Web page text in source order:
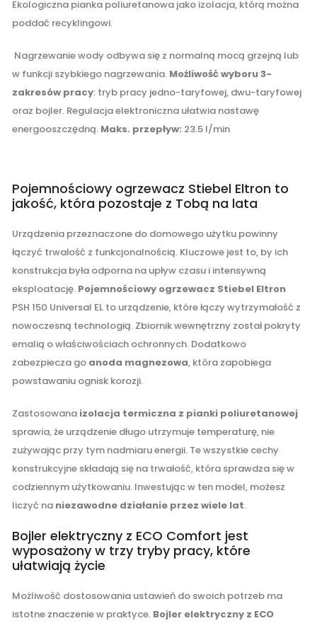
Ekologiczna pianka poliuretanowa jako izolacja, którą można
poddać recyklingowi.
Nagrzewanie wody odbywa się z normalną mocą grzejną lub
w funkcji szybkiego nagrzewania. Możliwość wyboru 3-
zakresów pracy: tryb pracy jedno-taryfowej, dwu-taryfowej
oraz bojler. Regulacja elektroniczna ułatwia nastawę
energooszczędną. Maks. przepływ: 23.5 l/min
Pojemnościowy ogrzewacz Stiebel Eltron to
jakość, która pozostaje z Tobą na lata
Urządzenia przeznaczone do domowego użytku powinny
łączyć trwałość z funkcjonalnością. Kluczowe jest to, by ich
konstrukcja była odporna na upływ czasu i intensywną
eksploatację. Pojemnościowy ogrzewacz Stiebel Eltron
PSH 150 Universal EL to urządzenie, które łączy wytrzymałość z
nowoczesną technologią. Zbiornik wewnętrzny został pokryty
emalią o właściwościach ochronnych. Dodatkowo
zabezpiecza go anoda magnezowa, która zapobiega
powstawaniu ognisk korozji.
Zastosowana izolacja termiczna z pianki poliuretanowej
sprawia, że urządzenie długo utrzymuje temperaturę, nie
zużywając przy tym nadmiaru energii. Te wszystkie cechy
konstrukcyjne składają się na trwałość, która sprawdza się w
codziennym użytkowaniu. Inwestując w ten model, możesz
liczyć na niezawodne działanie przez wiele lat.
Bojler elektryczny z ECO Comfort jest
wyposażony w trzy tryby pracy, które
ułatwiają życie
Możliwość dostosowania ustawień do swoich potrzeb ma
istotne znaczenie w praktyce. Bojler elektryczny z ECO